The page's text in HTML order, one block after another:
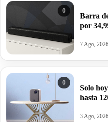
0
Barra
por
7 Ago, 2026
0
Solo
hasta
1,2:1
3 Ago, 2026